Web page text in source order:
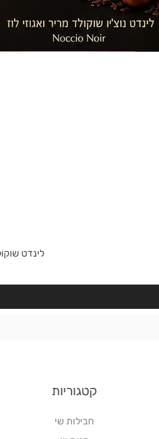
לינדט
קטגוריות
חבילות שי